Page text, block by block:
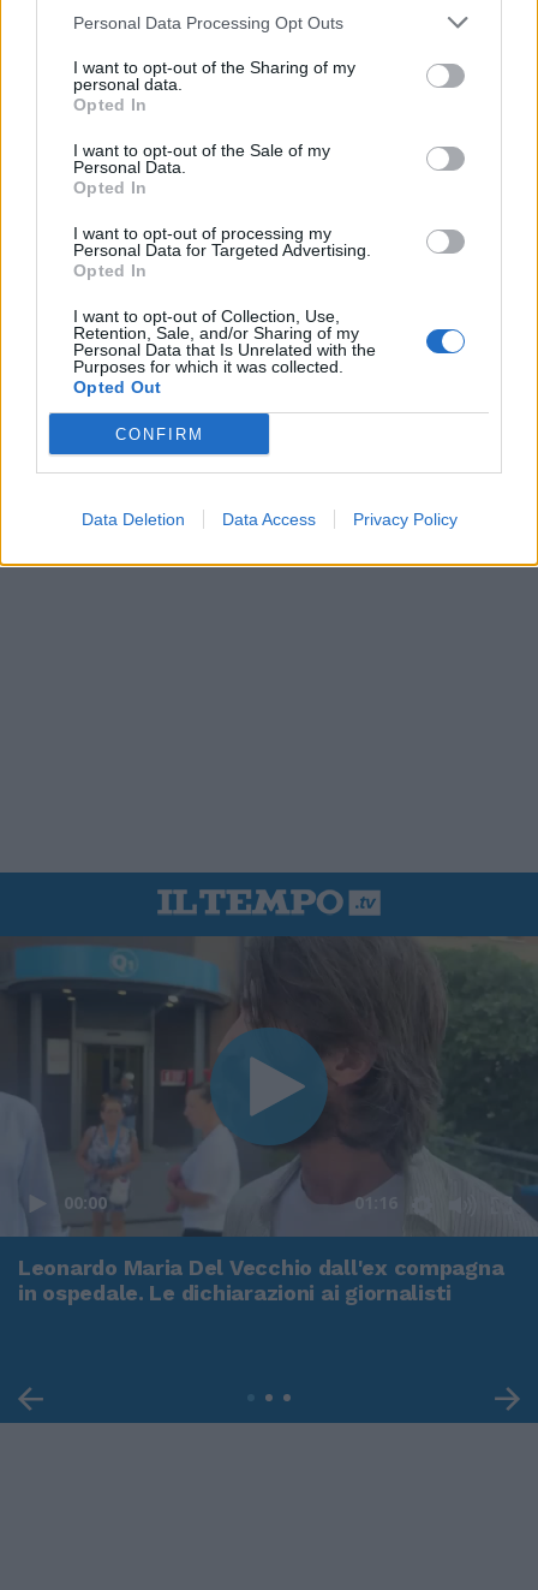
Personal Data Processing Opt Outs
I want to opt-out of the Sharing of my
personal data.
Opted In
I want to opt-out of the Sale of my
Personal Data.
Opted In
I want to opt-out of processing my
Personal Data for Targeted Advertising.
Opted In
I want to opt-out of Collection, Use,
Retention, Sale, and/or Sharing of my
Personal Data that Is Unrelated with the
Purposes for which it was collected.
Opted Out
CONFIRM
Data Deletion Data Access Privacy Policy
00:00 01:16
Leonardo Maria Del Vecchio dall'ex compagna
in ospedale. Le dichiarazioni ai giornalisti